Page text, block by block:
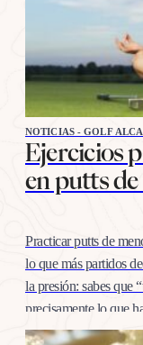
NOTICIAS - GOLF
Ejercicios
en putts de
Practicar putts de
lo que más partidos
la presión: sabes que
precisamente lo que
confianza en esta